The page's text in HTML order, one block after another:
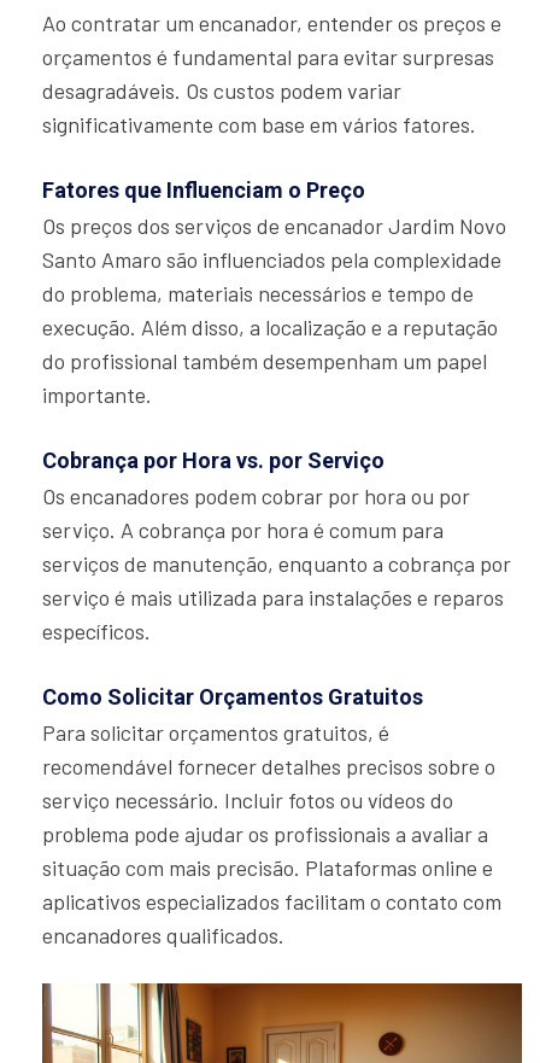
Ao contratar um encanador, entender os preços e
orçamentos é fundamental para evitar surpresas
desagradáveis. Os custos podem variar
significativamente com base em vários fatores.
Fatores que Influenciam o Preço
Os preços dos serviços de encanador Jardim Novo
Santo Amaro são influenciados pela complexidade
do problema, materiais necessários e tempo de
execução. Além disso, a localização e a reputação
do profissional também desempenham um papel
importante.
Cobrança por Hora vs. por Serviço
Os encanadores podem cobrar por hora ou por
serviço. A cobrança por hora é comum para
serviços de manutenção, enquanto a cobrança por
serviço é mais utilizada para instalações e reparos
específicos.
Como Solicitar Orçamentos Gratuitos
Para solicitar orçamentos gratuitos, é
recomendável fornecer detalhes precisos sobre o
serviço necessário. Incluir fotos ou vídeos do
problema pode ajudar os profissionais a avaliar a
situação com mais precisão. Plataformas online e
aplicativos especializados facilitam o contato com
encanadores qualificados.